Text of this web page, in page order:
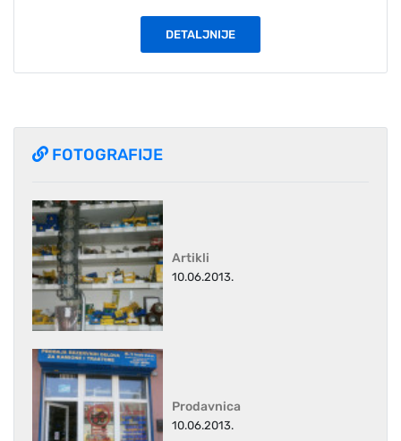
DETALJNIJE
FOTOGRAFIJE
Artikli
10.06.2013.
Prodavnica
10.06.2013.